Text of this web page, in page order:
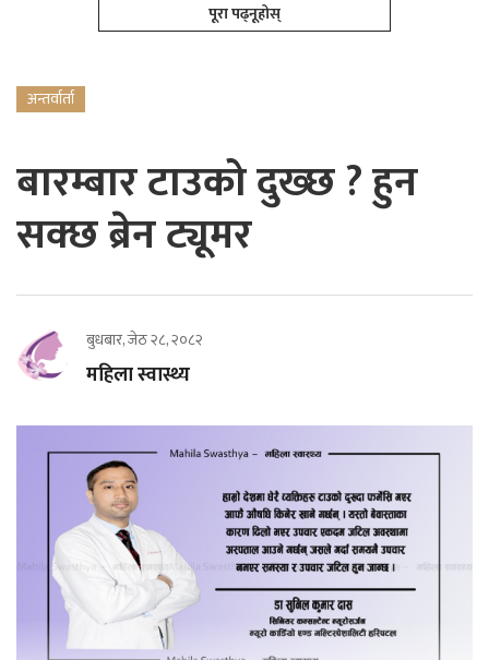
पूरा पढ्नूहोस्
अन्तर्वार्ता
बारम्बार टाउको दुख्छ ? हुन
सक्छ ब्रेन ट्यूमर
बुधबार, जेठ २८, २०८२
महिला स्वास्थ्य